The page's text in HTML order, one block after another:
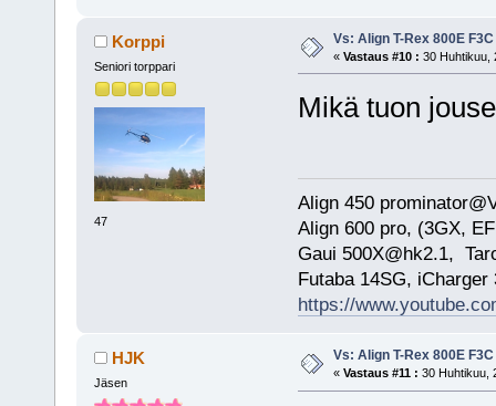
Korppi
Seniori torppari
47
Vs: Align T-Rex 800E F3C
« Vastaus #10 : 30 Huhtikuu,
Mikä tuon
Align 450
Align 600 pro, (3GX,
Gaui 500X@hk2.1,
Futaba 14SG, iCharger
https://
HJK
Jäsen
Vs: Align T-Rex 800E F3C
« Vastaus #11 : 30 Huhtikuu,